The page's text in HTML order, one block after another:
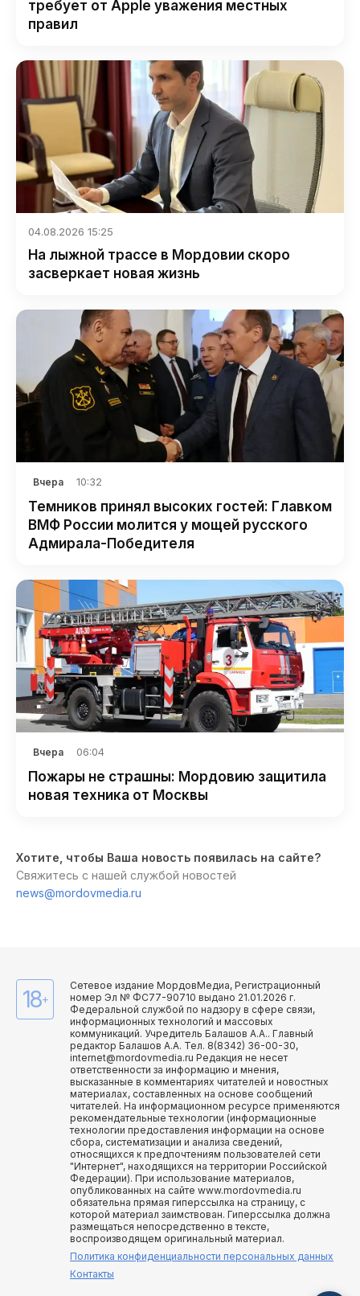
требует от Apple уважения местных
правил
04.08.2026 15:25
На лыжной трассе в Мордовии скоро
засверкает новая жизнь
Вчера 10:32
Темников принял высоких гостей: Главком
ВМФ России молится у мощей русского
Адмирала-Победителя
Вчера 06:04
Пожары не страшны: Мордовию защитила
новая техника от Москвы
Хотите, чтобы Ваша новость появилась на сайте?
Свяжитесь с нашей службой новостей
news@mordovmedia.ru
18+
Сетевое издание МордовМедиа, Регистрационный
номер Эл № ФС77-90710 выдано 21.01.2026 г.
Федеральной службой по надзору в сфере связи,
информационных технологий и массовых
коммуникаций. Учредитель Балашов А.А.. Главный
редактор Балашов А.А. Тел. 8(8342) 36-00-30,
internet@mordovmedia.ru Редакция не несет
ответственности за информацию и мнения,
высказанные в комментариях читателей и новостных
материалах, составленных на основе сообщений
читателей. На информационном ресурсе применяются
рекомендательные технологии (информационные
технологии предоставления информации на основе
сбора, систематизации и анализа сведений,
относящихся к предпочтениям пользователей сети
"Интернет", находящихся на территории Российской
Федерации). При использование материалов,
опубликованных на сайте www.mordovmedia.ru
обязательна прямая гиперссылка на страницу, с
которой материал заимствован. Гиперссылка должна
размещаться непосредственно в тексте,
воспроизводящем оригинальный материал.
Политика конфиденциальности персональных данных
Контакты